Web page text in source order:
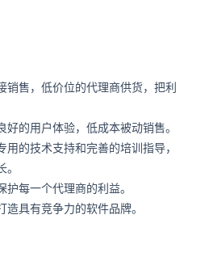
销售，低价位的代理商供货，把利
的用户体验，低成本被动销售。
用的技术支持和完善的培训指导，
护每一个代理商的利益。
具有竞争力的软件品牌。